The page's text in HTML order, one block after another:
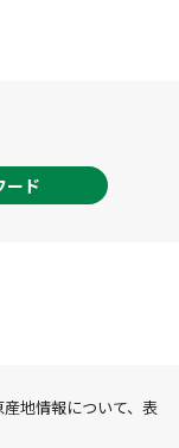
ード
地情報について、表